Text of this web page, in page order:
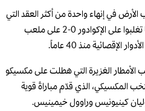
في إنهاء واحدة من أكثر العقد التي
لاحقتهم في تاريخ كأس العالم، بعدما تغلبوا على الإكوادور 0-2 على ملعب
الإقصائية منذ 40 عاماً.
الأمطار الغزيرة التي هطلت على مكسيكو
المكسيكي، الذي قدّم مباراةً قوية
كينيونيس وراوول خيمينيس.